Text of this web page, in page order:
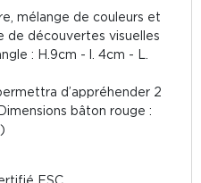
mélange de couleurs et
de découvertes visuelles
: H.9cm - l. 4cm - L.
d’appréhender 2
bâton rouge :
FSC.